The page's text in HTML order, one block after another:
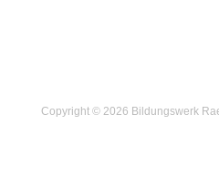
Copyright © 2026 Bildungswerk